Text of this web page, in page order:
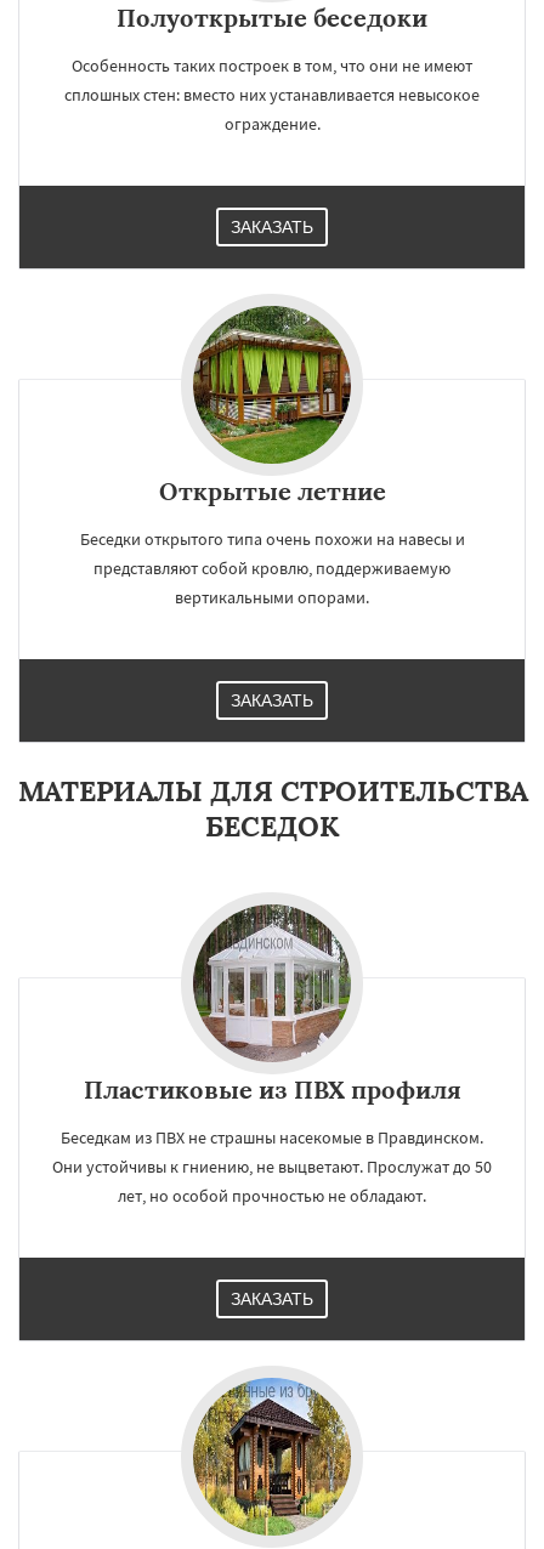
Полуоткрытые беседоки
Особенность таких построек в том, что они не имеют
сплошных стен: вместо них устанавливается невысокое
ограждение.
ЗАКАЗАТЬ
Открытые летние
Беседки открытого типа очень похожи на навесы и
представляют собой кровлю, поддерживаемую
вертикальными опорами.
ЗАКАЗАТЬ
МАТЕРИАЛЫ ДЛЯ СТРОИТЕЛЬСТВА
БЕСЕДОК
Пластиковые из ПВХ профиля
Беседкам из ПВХ не страшны насекомые в Правдинском.
Они устойчивы к гниению, не выцветают. Прослужат до 50
лет, но особой прочностью не обладают.
ЗАКАЗАТЬ